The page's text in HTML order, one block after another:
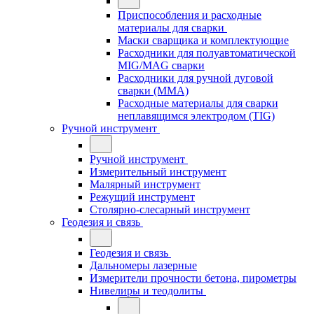
Приспособления и расходные
материалы для сварки
Маски сварщика и комплектующие
Расходники для полуавтоматической
MIG/MAG сварки
Расходники для ручной дуговой
сварки (MMA)
Расходные материалы для сварки
неплавящимся электродом (TIG)
Ручной инструмент
Ручной инструмент
Измерительный инструмент
Малярный инструмент
Режущий инструмент
Столярно-слесарный инструмент
Геодезия и связь
Геодезия и связь
Дальномеры лазерные
Измерители прочности бетона, пирометры
Нивелиры и теодолиты